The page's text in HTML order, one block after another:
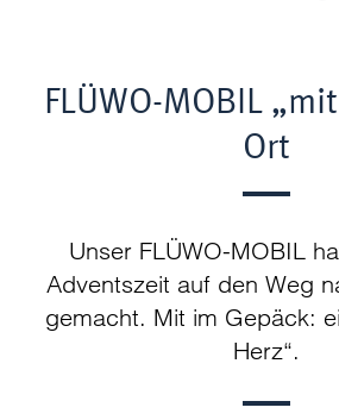
FLÜWO-MOBIL
Ort
Unser FLÜWO-MOBIL
Adventszeit auf den Weg
gemacht. Mit im Gepäck:
Herz“.